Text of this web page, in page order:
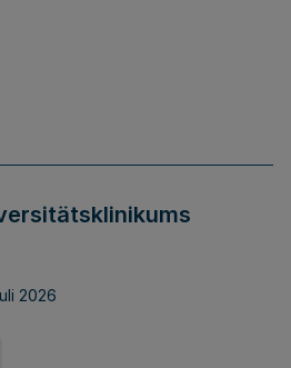
2026